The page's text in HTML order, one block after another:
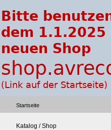
Startseite
Katalog / Shop